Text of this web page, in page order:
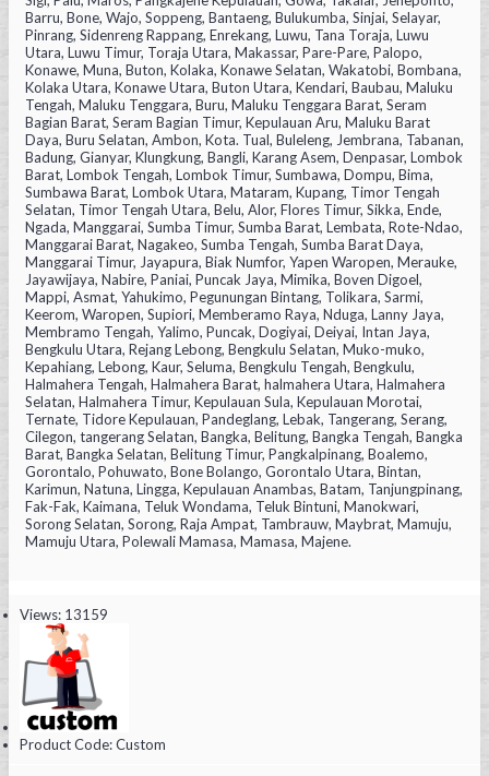
Barru, Bone, Wajo, Soppeng, Bantaeng, Bulukumba, Sinjai, Selayar,
Pinrang, Sidenreng Rappang, Enrekang, Luwu, Tana Toraja, Luwu
Utara, Luwu Timur, Toraja Utara, Makassar, Pare-Pare, Palopo,
Konawe, Muna, Buton, Kolaka, Konawe Selatan, Wakatobi, Bombana,
Kolaka Utara, Konawe Utara, Buton Utara, Kendari, Baubau, Maluku
Tengah, Maluku Tenggara, Buru, Maluku Tenggara Barat, Seram
Bagian Barat, Seram Bagian Timur, Kepulauan Aru, Maluku Barat
Daya, Buru Selatan, Ambon, Kota. Tual, Buleleng, Jembrana, Tabanan,
Badung, Gianyar, Klungkung, Bangli, Karang Asem, Denpasar, Lombok
Barat, Lombok Tengah, Lombok Timur, Sumbawa, Dompu, Bima,
Sumbawa Barat, Lombok Utara, Mataram, Kupang, Timor Tengah
Selatan, Timor Tengah Utara, Belu, Alor, Flores Timur, Sikka, Ende,
Ngada, Manggarai, Sumba Timur, Sumba Barat, Lembata, Rote-Ndao,
Manggarai Barat, Nagakeo, Sumba Tengah, Sumba Barat Daya,
Manggarai Timur, Jayapura, Biak Numfor, Yapen Waropen, Merauke,
Jayawijaya, Nabire, Paniai, Puncak Jaya, Mimika, Boven Digoel,
Mappi, Asmat, Yahukimo, Pegunungan Bintang, Tolikara, Sarmi,
Keerom, Waropen, Supiori, Memberamo Raya, Nduga, Lanny Jaya,
Membramo Tengah, Yalimo, Puncak, Dogiyai, Deiyai, Intan Jaya,
Bengkulu Utara, Rejang Lebong, Bengkulu Selatan, Muko-muko,
Kepahiang, Lebong, Kaur, Seluma, Bengkulu Tengah, Bengkulu,
Halmahera Tengah, Halmahera Barat, halmahera Utara, Halmahera
Selatan, Halmahera Timur, Kepulauan Sula, Kepulauan Morotai,
Ternate, Tidore Kepulauan, Pandeglang, Lebak, Tangerang, Serang,
Cilegon, tangerang Selatan, Bangka, Belitung, Bangka Tengah, Bangka
Barat, Bangka Selatan, Belitung Timur, Pangkalpinang, Boalemo,
Gorontalo, Pohuwato, Bone Bolango, Gorontalo Utara, Bintan,
Karimun, Natuna, Lingga, Kepulauan Anambas, Batam, Tanjungpinang,
Fak-Fak, Kaimana, Teluk Wondama, Teluk Bintuni, Manokwari,
Sorong Selatan, Sorong, Raja Ampat, Tambrauw, Maybrat, Mamuju,
Mamuju Utara, Polewali Mamasa, Mamasa, Majene.
Views: 13159
Product Code:Custom